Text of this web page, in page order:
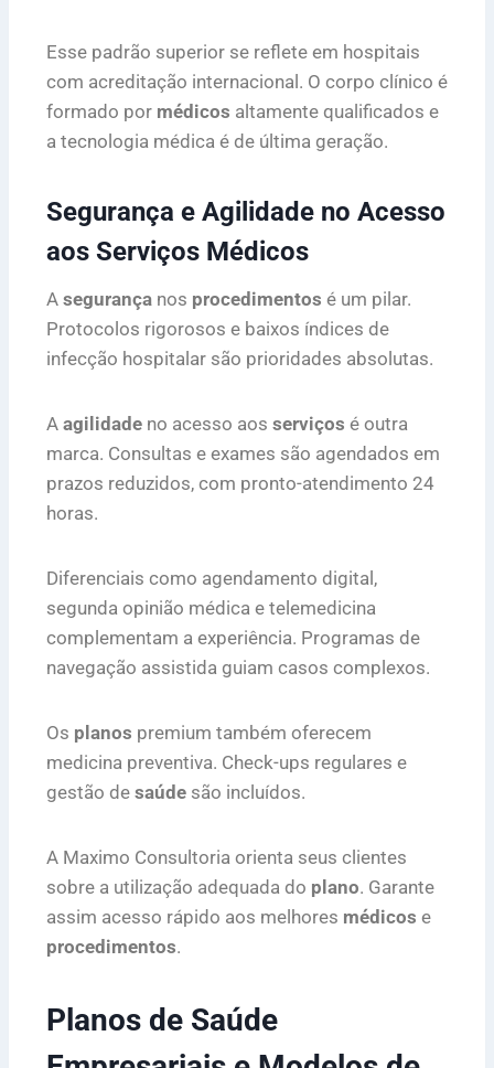
Esse padrão superior se reflete em hospitais
com acreditação internacional. O corpo clínico é
formado por médicos altamente qualificados e
a tecnologia médica é de última geração.
Segurança e Agilidade no Acesso
aos Serviços Médicos
A segurança nos procedimentos é um pilar.
Protocolos rigorosos e baixos índices de
infecção hospitalar são prioridades absolutas.
A agilidade no acesso aos serviços é outra
marca. Consultas e exames são agendados em
prazos reduzidos, com pronto-atendimento 24
horas.
Diferenciais como agendamento digital,
segunda opinião médica e telemedicina
complementam a experiência. Programas de
navegação assistida guiam casos complexos.
Os planos premium também oferecem
medicina preventiva. Check-ups regulares e
gestão de saúde são incluídos.
A Maximo Consultoria orienta seus clientes
sobre a utilização adequada do plano. Garante
assim acesso rápido aos melhores médicos e
procedimentos.
Planos de Saúde